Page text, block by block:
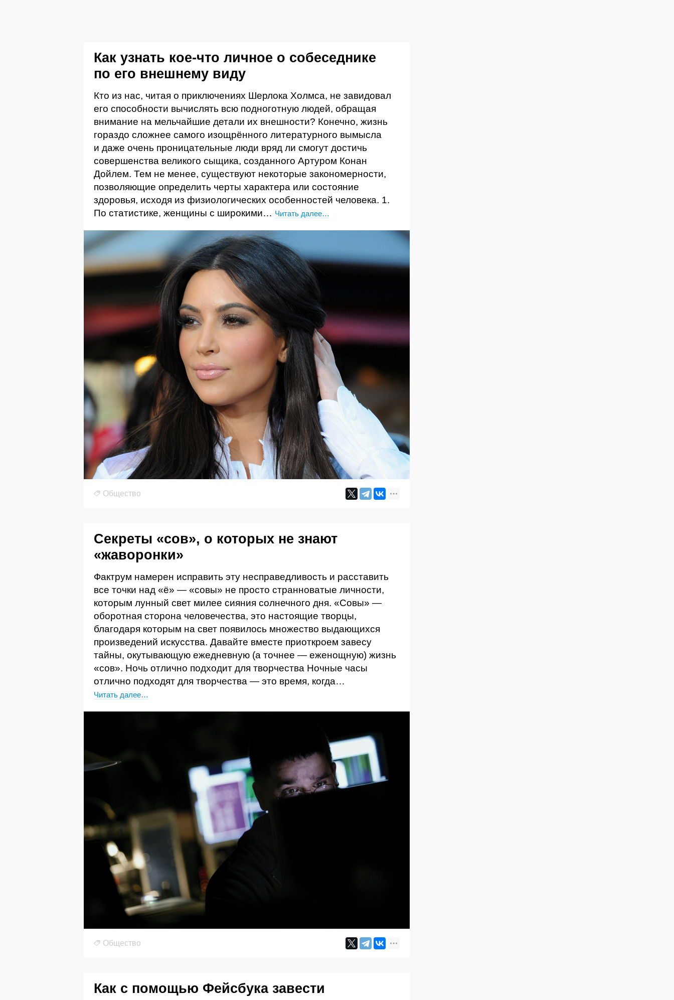
Как узнать кое-что личное о собеседнике
по его внешнему виду
Кто из нас, читая о приключениях Шерлока Холмса, не завидовал
его способности вычислять всю подноготную людей, обращая
внимание на мельчайшие детали их внешности? Конечно, жизнь
гораздо сложнее самого изощрённого литературного вымысла
и даже очень проницательные люди вряд ли смогут достичь
совершенства великого сыщика, созданного Артуром Конан
Дойлем. Тем не менее, существуют некоторые закономерности,
позволяющие определить черты характера или состояние
здоровья, исходя из физиологических особенностей человека. 1.
По статистике, женщины с широкими… Читать далее…
Общество
Секреты «сов», о которых не знают
«жаворонки»
Фактрум намерен исправить эту несправедливость и расставить
все точки над «ё» — «совы» не просто странноватые личности,
которым лунный свет милее сияния солнечного дня. «Совы» —
оборотная сторона человечества, это настоящие творцы,
благодаря которым на свет появилось множество выдающихся
произведений искусства. Давайте вместе приоткроем завесу
тайны, окутывающую ежедневную (а точнее — еженощную) жизнь
«сов». Ночь отлично подходит для творчества Ночные часы
отлично подходят для творчества — это время, когда…
Читать далее…
Общество
Как с помощью Фейсбука завести